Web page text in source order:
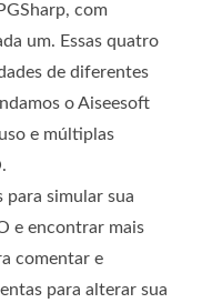
com
um. Essas quatro
de diferentes
o Aiseesoft
e múltiplas
para simular sua
e encontrar mais
comentar e
para alterar sua